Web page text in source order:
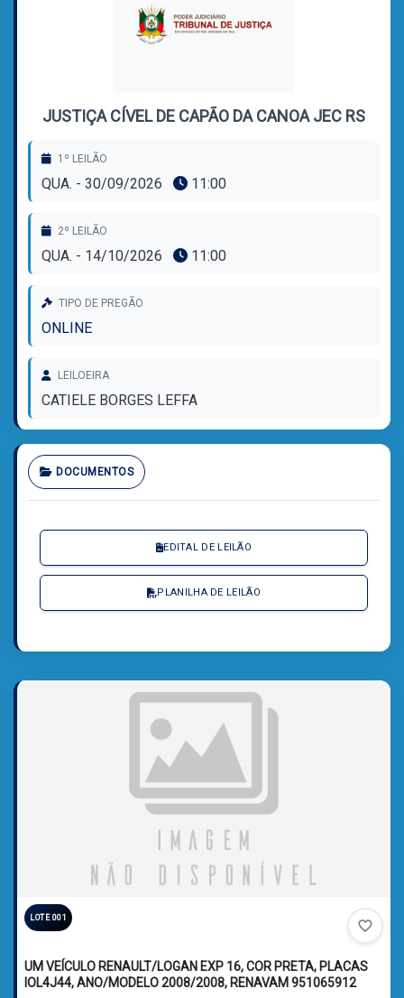
JUSTIÇA CÍVEL DE CAPÃO DA CANOA JEC RS
1º LEILÃO
QUA. - 30/09/2026 11:00
2º LEILÃO
QUA. - 14/10/2026 11:00
TIPO DE PREGÃO
ONLINE
LEILOEIRA
CATIELE BORGES LEFFA
DOCUMENTOS
EDITAL DE LEILÃO
PLANILHA DE LEILÃO
LOTE 001 favorite_border
UM VEÍCULO RENAULT/LOGAN EXP 16, COR PRETA, PLACAS
IOL4J44, ANO/MODELO 2008/2008, RENAVAM 951065912